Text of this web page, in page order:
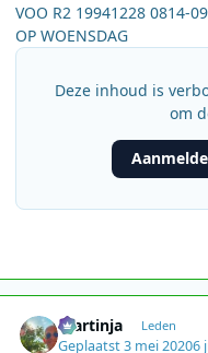
VOO R2 19941228 0814-
OP WOENSDAG
Deze inhoud is
om
martinja Leden
Geplaatst3 mei 20206